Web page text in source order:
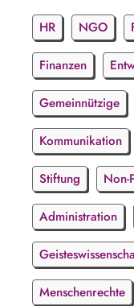
HR NGO
Finanzen
Gemeinnützige
Kommunikation
Stiftung Non-
Administration
Menschenrechte